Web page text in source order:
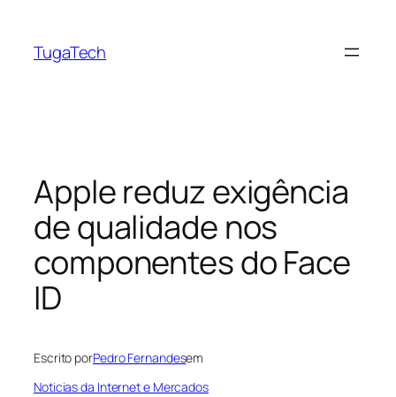
TugaTech
Apple reduz exigência
de qualidade nos
componentes do Face
ID
Escrito porPedro Fernandesem
Noticias da Internet e Mercados